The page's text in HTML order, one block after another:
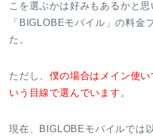
こを選ぶかは好みもあるかと
「BIGLOBEモバイル」の料金
た。
ただし、僕の場合はメイン使
いう目線で選んでいます 。
現在、BIGLOBEモバイルでは